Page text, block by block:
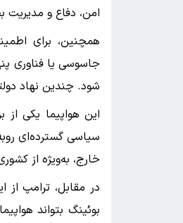
امن، دفاع و
همچنین، برای
جاسوسی یا فناوری
شود. چندین نهاد
این هواپیما یکی
سیاسی گسترده‌ای
خارج، به‌ویژه از
در مقابل، ترامپ
بوئینگ بتواند